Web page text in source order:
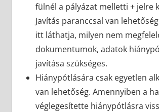
fülnél a pályázat melletti + jelre
Javítás paranccsal van
itt láthatja, milyen nem
dokumentumok, adatok
javítása szükséges.
Hiánypótlására csak egyetlen
van lehetőség. Amennyiben a
véglegesítette hiánypótlásra